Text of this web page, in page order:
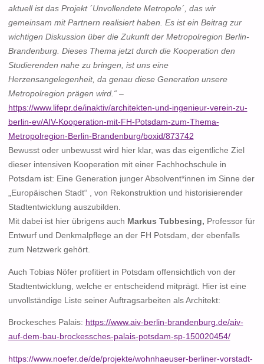
aktuell ist das Projekt ´Unvollendete Metropole´, das wir
gemeinsam mit Partnern realisiert haben. Es ist ein Beitrag zur
wichtigen Diskussion über die Zukunft der Metropolregion Berlin-
Brandenburg. Dieses Thema jetzt durch die Kooperation den
Studierenden nahe zu bringen, ist uns eine
Herzensangelegenheit, da genau diese Generation unsere
Metropolregion prägen wird.“–
https://www.lifepr.de/inaktiv/architekten-und-ingenieur-verein-zu-
berlin-ev/AIV-Kooperation-mit-FH-Potsdam-zum-Thema-
Metropolregion-Berlin-Brandenburg/boxid/873742
Bewusst oder unbewusst wird hier klar, was das eigentliche Ziel
dieser intensiven Kooperation mit einer Fachhochschule in
Potsdam ist: Eine Generation junger Absolvent*innen im Sinne der
„Europäischen Stadt“ , von Rekonstruktion und historisierender
Stadtentwicklung auszubilden.
Mit dabei ist hier übrigens auch Markus Tubbesing, Professor für
Entwurf und Denkmalpflege an der FH Potsdam, der ebenfalls
zum Netzwerk gehört.
Auch Tobias Nöfer profitiert in Potsdam offensichtlich von der
Stadtentwicklung, welche er entscheidend mitprägt. Hier ist eine
unvollständige Liste seiner Auftragsarbeiten als Architekt:
Brockesches Palais: https://www.aiv-berlin-brandenburg.de/aiv-
auf-dem-bau-brockessches-palais-potsdam-sp-150020454/
https://www.noefer.de/de/projekte/wohnhaeuser-berliner-vorstadt-